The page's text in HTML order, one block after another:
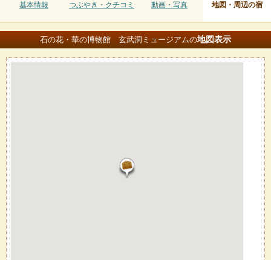
基本情報 つぶやき・クチコミ 動画・写真 地図・周辺の宿
石の花・華の博物館 玄武洞ミュージアムの地図表示